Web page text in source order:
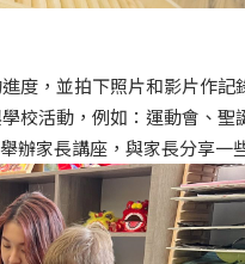
度，並拍下照片和影片作
校活動，例如：運動會、
家長講座，與家長分享一